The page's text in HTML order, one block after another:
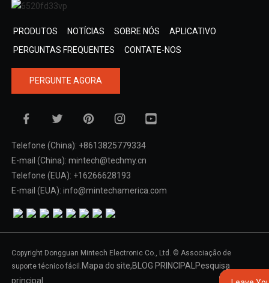
PRODUTOS NOTÍCIAS SOBRE NÓS
APLICATIVO
PERGUNTAS FREQUENTES
CONTATE-NOS
PERGUNTE AGORA
Telefone (China): +8613825779334
E-mail (China): mintech@techmy.cn
Telefone (EUA): +16266628193
E-mail (EUA): info@mintechamerica.com
Copyright Dongguan Mintech Electronic Co., Ltd. © Associação de
suporte técnico fácil. Mapa do site,BLOG PRINCIPALPesquisa
principal